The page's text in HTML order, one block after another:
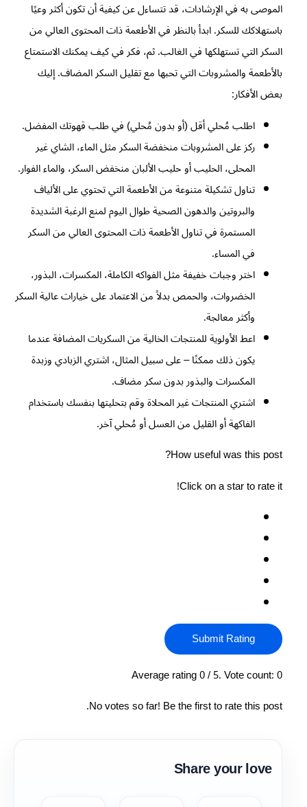
الموصى به في الإرشادات، قد تتساءل عن كيفية أن تكون أكثر وعيًا
باستهلاكك للسكر. ابدأ بالنظر في الأطعمة ذات المحتوى العالي من
السكر التي تستهلكها في الغالب. ثم، فكر في كيف يمكنك الاستمتاع
بالأطعمة والمشروبات التي تحبها مع تقليل السكر المضاف. إليك
بعض الأفكار:
اطلب مُحلي أقل (أو بدون مُحلي) في طلب قهوتك المفضل.
ركز على المشروبات منخفضة السكر مثل الماء، الشاي غير
المحلى، الحليب أو حليب الألبان منخفض السكر، والماء الفوار.
تناول تشكيلة متنوعة من الأطعمة التي تحتوي على الألياف
والبروتين والدهون الصحية طوال اليوم لمنع الرغبة الشديدة
المستمرة في تناول الأطعمة ذات المحتوى العالي من السكر
في المساء.
اختر وجبات خفيفة مثل الفواكه الكاملة، المكسرات، البذور،
الخضروات، والحمص بدلاً من الاعتماد على خيارات عالية السكر
وأكثر معالجة.
اعط الأولوية للمنتجات الخالية من السكريات المضافة عندما
يكون ذلك ممكنًا – على سبيل المثال، اشتري الزبادي وزبدة
المكسرات والبذور بدون سكر مضاف.
اشتري المنتجات غير المحلاة وقم بتحليتها بنفسك باستخدام
الفاكهة أو القليل من العسل أو مُحلي آخر.
How useful was this post?
Click on a star to rate it!
Submit Rating
Average rating0/ 5. Vote count:
No votes so far! Be the first to rate this post.
Share your love